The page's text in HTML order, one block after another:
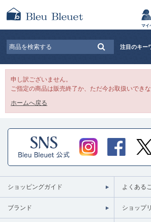
マイ
注目のキー
申し訳ございません。
ご指定の商品は販売終了か、ただ今お取扱いできな
ホームへ戻る
ショッピングガイド よくある
ブランド ショップ